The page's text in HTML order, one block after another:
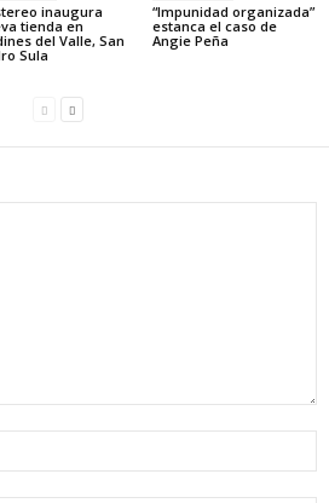
inaugura
tienda en
del Valle, San
Sula
“Impunidad organizada”
estanca el caso de
Angie Peña